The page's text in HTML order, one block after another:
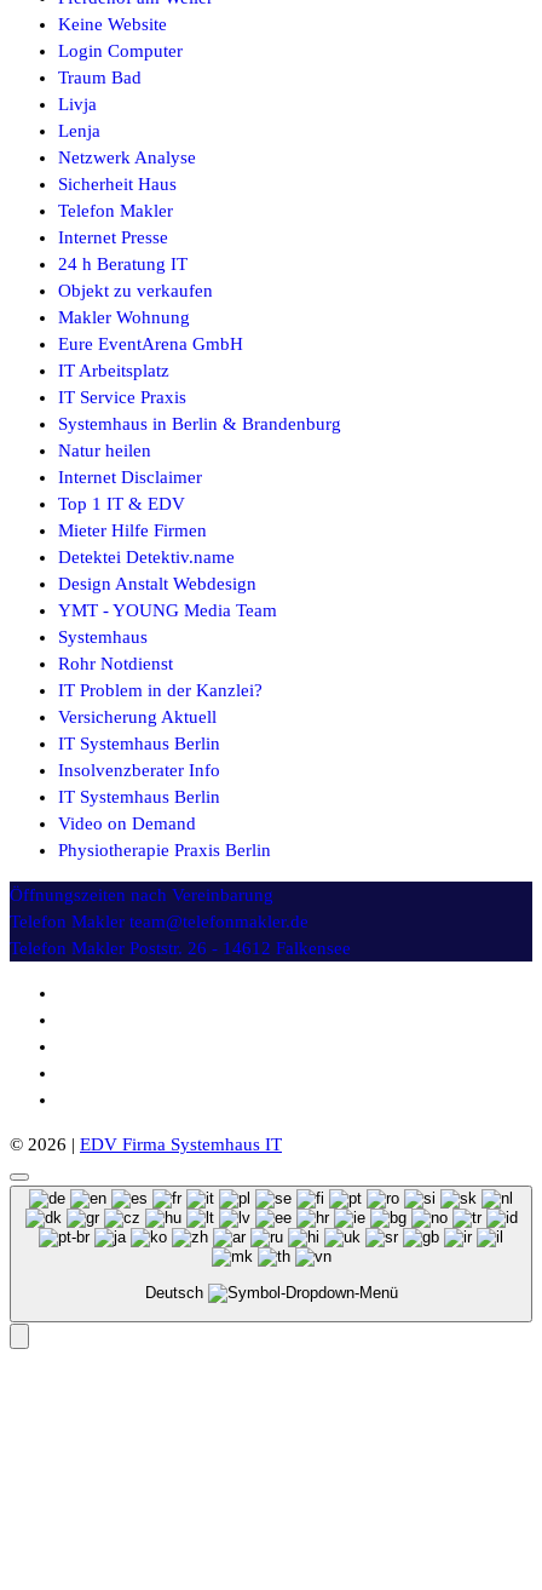
Keine Website
Login Computer
Traum Bad
Livja
Lenja
Netzwerk Analyse
Sicherheit Haus
Telefon Makler
Internet Presse
24 h Beratung IT
Objekt zu verkaufen
Makler Wohnung
Eure EventArena GmbH
IT Arbeitsplatz
IT Service Praxis
Systemhaus in Berlin & Brandenburg
Natur heilen
Internet Disclaimer
Top 1 IT & EDV
Mieter Hilfe Firmen
Detektei Detektiv.name
Design Anstalt Webdesign
YMT - YOUNG Media Team
Systemhaus
Rohr Notdienst
IT Problem in der Kanzlei?
Versicherung Aktuell
IT Systemhaus Berlin
Insolvenzberater Info
IT Systemhaus Berlin
Video on Demand
Physiotherapie Praxis Berlin
Öffnungszeiten nach Vereinbarung
Telefon Makler team@telefonmakler.de
Telefon Makler Poststr. 26 - 14612 Falkensee
© 2026 | EDV Firma Systemhaus IT
Deutsch